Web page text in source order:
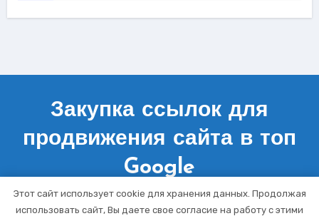
Закупка ссылок для
продвижения сайта в топ
Google
Этот сайт использует cookie для хранения данных. Продолжая
использовать сайт, Вы даете свое согласие на работу с этими